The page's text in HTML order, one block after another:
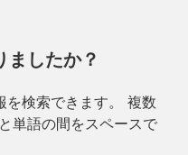
ましたか？
を検索できます。 複数
単語の間をスペースで